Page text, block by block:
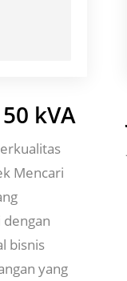
kVA
Mencari
bisnis
yang